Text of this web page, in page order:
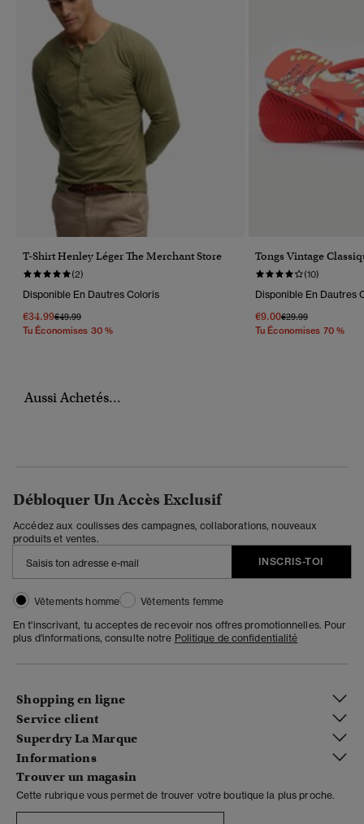
T-Shirt Henley Léger The Merchant Store
(2)
Disponible En Dautres Coloris
€34.99Prix Réduit De
€49.99À
Tu Économises 30 %
Tongs Vintage
(10)
Disponible En Dautres
€9.00Prix Réduit De
€29.99À
Tu Économises 70 %
Aussi Achetés...
Débloquer Un Accès Exclusif
Accédez aux coulisses des campagnes, collaborations, nouveaux
produits et ventes.
INSCRIS-TOI
Vêtements homme
Vêtements femme
En t'inscrivant, tu acceptes de recevoir nos offres promotionnelles. Pour
plus d'informations, consulte notre Politique de confidentialité
Shopping en ligne
Service client
Superdry La Marque
Informations
Trouver un magasin
Cette rubrique vous permet de trouver votre boutique la plus proche.